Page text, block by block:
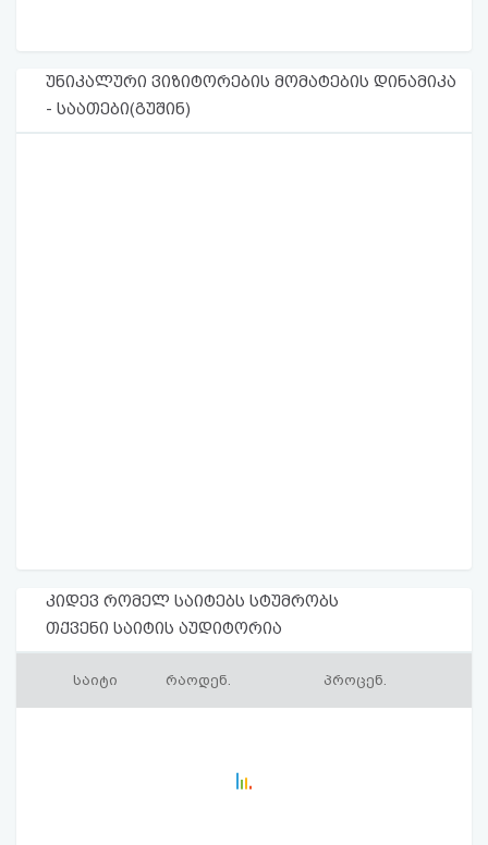
უნიკალური ვიზიტორების მომატების დინამიკა
- საათები(გუშინ)
კიდევ რომელ საიტებს სტუმრობს
თქვენი საიტის აუდიტორია
საიტი რაოდენ. პროცენ.